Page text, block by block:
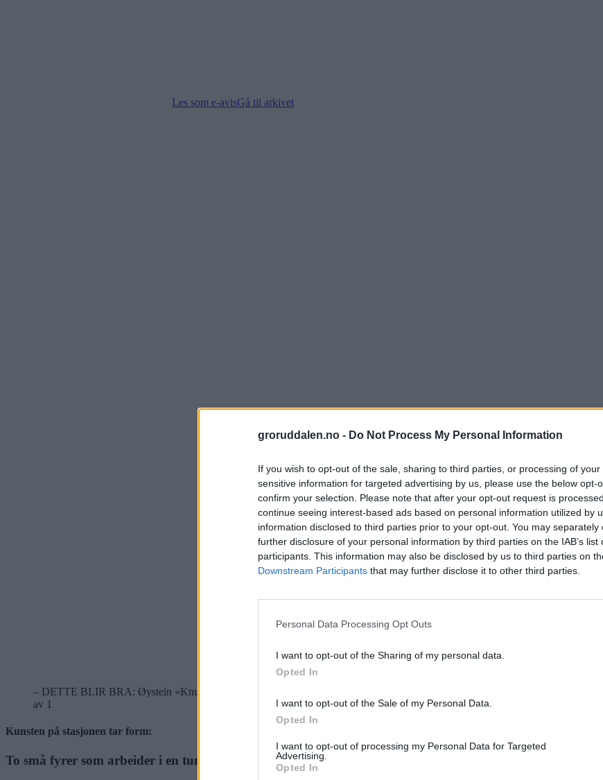
groruddalen.no - Do Not Process My Personal Information
If you wish to opt-out of the sale, sharing to third parties, or processing of
sensitive information for targeted advertising by us, please use the below opt-
confirm your selection. Please note that after your opt-out request is
continue seeing interest-based ads based on personal information utilized by
information disclosed to third parties prior to your opt-out. You may separately
further disclosure of your personal information by third parties on the IAB’s list
participants. This information may also be disclosed by us to third parties on
Downstream Participants that may further disclose it to other third parties.
Personal Data Processing Opt Outs
I want to opt-out of the Sharing of my personal data.
Opted In
I want to opt-out of the Sale of my Personal Data.
Opted In
I want to opt-out of processing my Personal Data for Targeted
Advertising.
Opted In
Les som e-avisGå til arkivet
– DETTE BLIR BRA: Øystein «Knutsen» Dolmen (t.v.) og Espen «JameOne» Sørli skal dekorere veggene i undergangen ved
av 1
Kunsten på stasjonen tar form:
To små fyrer som arbeider i en tunnel